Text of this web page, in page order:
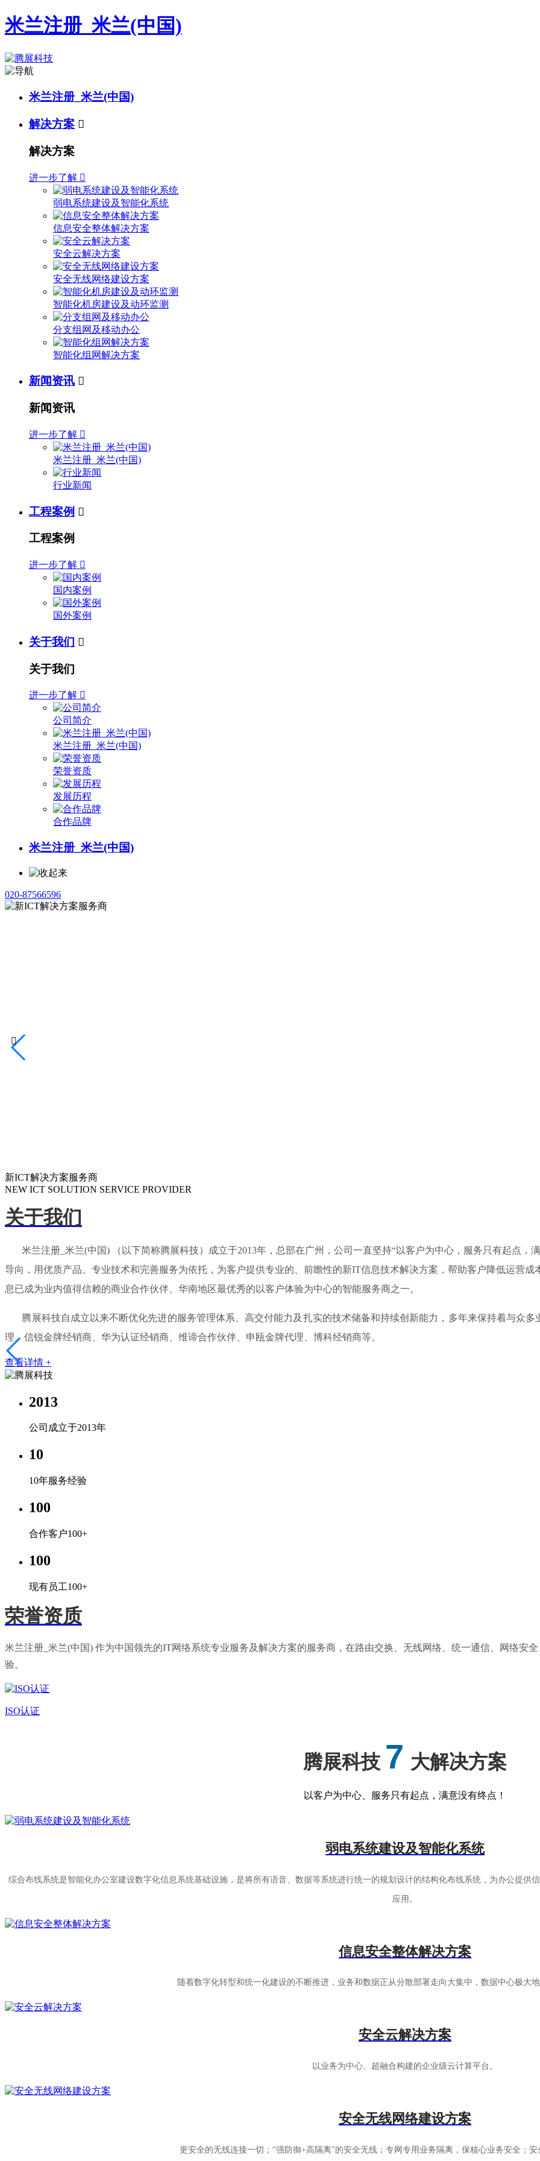
米兰注册_米兰(中国)
米兰注册_米兰(中国)
解决方案 
解决方案
进一步了解 
弱电系统建设及智能化系统
信息安全整体解决方案
安全云解决方案
安全无线网络建设方案
智能化机房建设及动环监测
分支组网及移动办公
智能化组网解决方案
新闻资讯 
新闻资讯
进一步了解 
米兰注册_米兰(中国)
行业新闻
工程案例 
工程案例
进一步了解 
国内案例
国外案例
关于我们 
关于我们
进一步了解 
公司简介
米兰注册_米兰(中国)
荣誉资质
发展历程
合作品牌
米兰注册_米兰(中国)
020-87566596
新ICT解决方案服务商
NEW ICT SOLUTION SERVICE PROVIDER

关于我们
米兰注册_米兰(中国) （以下简称腾展科技）成立于2013年，总部在广州，公司一直坚持“以客户为中心，服务只有起点，
导向，用优质产品、专业技术和完善服务为依托，为客户提供专业的、前瞻性的新IT信息技术解决方案，帮助客户降低运营
息已成为业内值得信赖的商业合作伙伴、华南地区最优秀的以客户体验为中心的智能服务商之一。
腾展科技自成立以来不断优化先进的服务管理体系、高交付能力及扎实的技术储备和持续创新能力，多年来保持着与众多
理、信锐金牌经销商、华为认证经销商、维谛合作伙伴、申瓯金牌代理、博科经销商等。
查看详情 +
2013
公司成立于2013年
10
10年服务经验
100
合作客户100+
100
现有员工100+
荣誉资质
米兰注册_米兰(中国) 作为中国领先的IT网络系统专业服务及解决方案的服务商，在路由交换、无线网络、统一通信、网络安
验。
ISO认证
腾展科技 7 大解决方案
以客户为中心、服务只有起点，满意没有终点！
弱电系统建设及智能化系统
综合布线系统是智能化办公室建设数字化信息系统基础设施，是将所有语音、数据等系统进行统一的规划设计的结构化布线系统，为办公提供
应用。
信息安全整体解决方案
随着数字化转型和统一化建设的不断推进，业务和数据正从分散部署走向大集中，数据中心极大
安全云解决方案
以业务为中心、超融合构建的企业级云计算平台。
安全无线网络建设方案
更安全的无线连接一切；“强防御+高隔离”的安全无线；专网专用业务隔离，保核心业务安全；